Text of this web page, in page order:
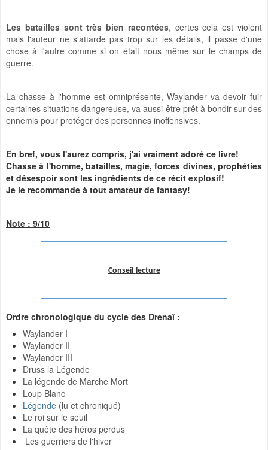
Les batailles sont très bien racontées, certes cela est violent
mais l'auteur ne s'attarde pas trop sur les détails, il passe d'une
chose à l'autre comme si on était nous même sur le champs de
guerre.
La chasse à l'homme est omniprésente, Waylander va devoir fuir
certaines situations dangereuse, va aussi être prêt à bondir sur des
ennemis pour protéger des personnes inoffensives.
En bref, vous l'aurez compris, j'ai vraiment adoré ce livre!
Chasse à l'homme, batailles, magie, forces divines, prophéties
et désespoir sont les ingrédients de ce récit explosif!
Je le recommande à tout amateur de fantasy!
Note : 9/10
Conseil lecture
Ordre chronologique du cycle des Drenaï :
Waylander I
Waylander II
Waylander III
Druss la Légende
La légende de Marche Mort
Loup Blanc
Légende (lu et chroniqué)
Le roi sur le seuil
La quête des héros perdus
Les guerriers de l'hiver